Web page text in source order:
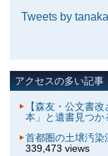
Tweets by
アクセスの多い記事
【森友・公文書
本」と遺書見つか
首都圏の土壌汚
339,473 views